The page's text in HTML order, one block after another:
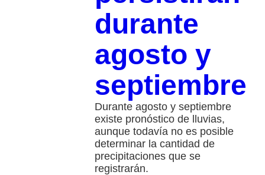
durante
agosto y
septiembre
Durante agosto y septiembre
existe pronóstico de lluvias,
aunque todavía no es posible
determinar la cantidad de
precipitaciones que se
registrarán.